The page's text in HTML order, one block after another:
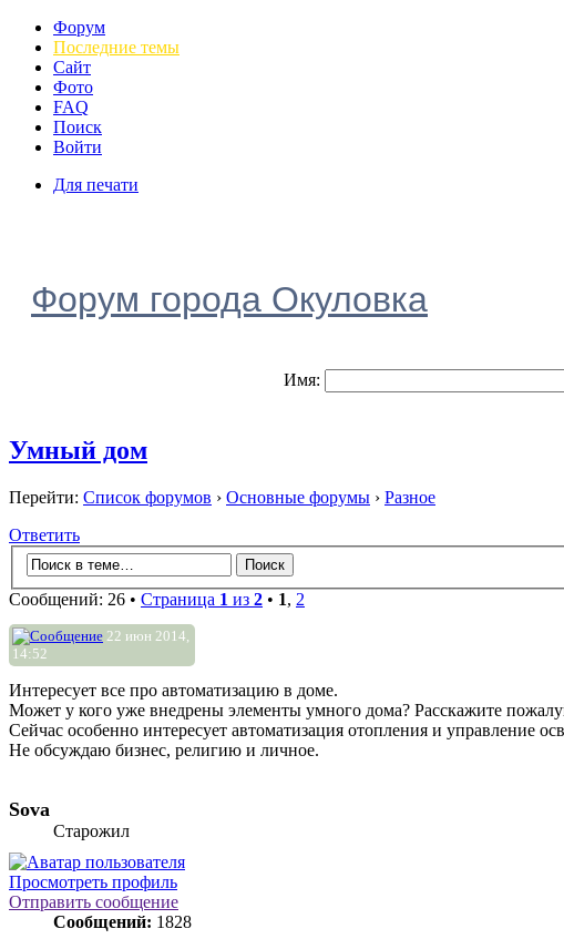
Форум
Последние темы
Сайт
Фото
FAQ
Поиск
Войти
Для печати
Форум города Окуловка
Имя:
Умный дом
Перейти: Список форумов › Основные форумы › Разное
Ответить
Сообщений: 26 • Страница 1 из 2 • 1, 2
22 июн 2014,
14:52
Интересует все про автоматизацию в доме.
Может у кого уже внедрены элементы умного дома? Расскажите
Сейчас особенно интересует автоматизация отопления и управление
Не обсуждаю бизнес, религию и личное.
Sova
Старожил
Просмотреть профиль
Отправить сообщение
Сообщений: 1828